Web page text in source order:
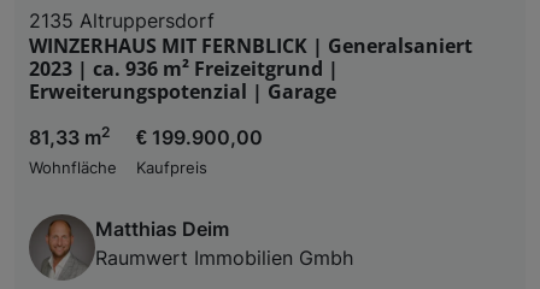
2135 Altruppersdorf
WINZERHAUS MIT FERNBLICK | Generalsaniert
2023 | ca. 936 m² Freizeitgrund |
Erweiterungspotenzial | Garage
81,33 m2
Wohnfläche
€ 199.900,00
Kaufpreis
Matthias Deim
Raumwert Immobilien Gmbh